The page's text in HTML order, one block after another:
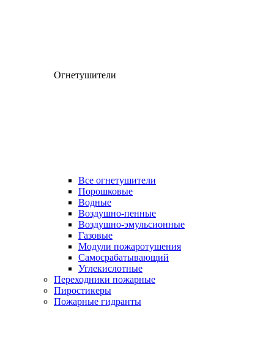
Огнетушители
Все огнетушители
Порошковые
Водные
Воздушно-пенные
Воздушно-эмульсионные
Газовые
Модули пожаротушения
Самосрабатывающий
Углекислотные
Переходники пожарные
Пиростикеры
Пожарные гидранты